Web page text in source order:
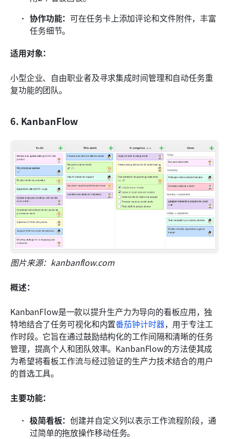
协作功能： 可在任务卡上添加评论和文件附件，丰富
任务细节。
适用对象：
小型企业、自由职业者及寻求集成时间管理和自动任务重
复功能的团队。
6. KanbanFlow
图片来源：kanbanflow.com
概述：
KanbanFlow是一款以提升生产力为导向的看板应用，独
特地结合了任务可视化和内置番茄钟计时器，用于专注工
作时段。它旨在通过鼓励结构化的工作间隔和清晰的任务
管理，提高个人和团队效率。KanbanFlow的方法使其成
为希望将看板工作流与经过验证的生产力技术结合的用户
的首选工具。
主要功能：
极简看板：创建并自定义列以表示工作流程阶段，通
过简单的拖放操作移动任务。